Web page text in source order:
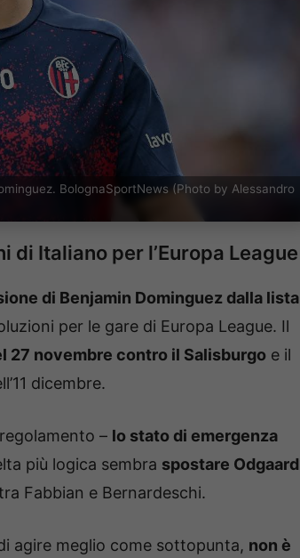
BolognaSportNews (Photo by Alessandro
di Italiano per l’Europa League
di Benjamin Dominguez dalla lista
per le gare di Europa League. Il
27 novembre contro il Salisburgo e il
dicembre.
– lo stato di emergenza
più logica sembra spostare Odgaard
Fabbian e Bernardeschi.
agire meglio come sottopunta, non è